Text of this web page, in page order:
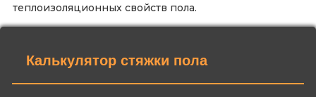
теплоизоляционных свойств пола.
Калькулятор стяжки пола